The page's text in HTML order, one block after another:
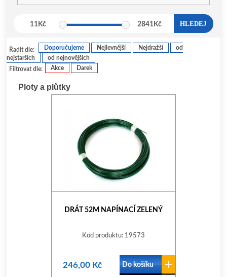
11Kč 2841 Kč HLEDEJ
Filtrovat dle: Akce Darek
Řadit dle: Doporučujeme Nejlevnější Nejdražší
od
nejstarších
od nejnovějších
Ploty a plůtky
DRÁT 52M NAPÍNACÍ ZELENÝ
Kod produktu: 19573
246,00 Kč Do košíku